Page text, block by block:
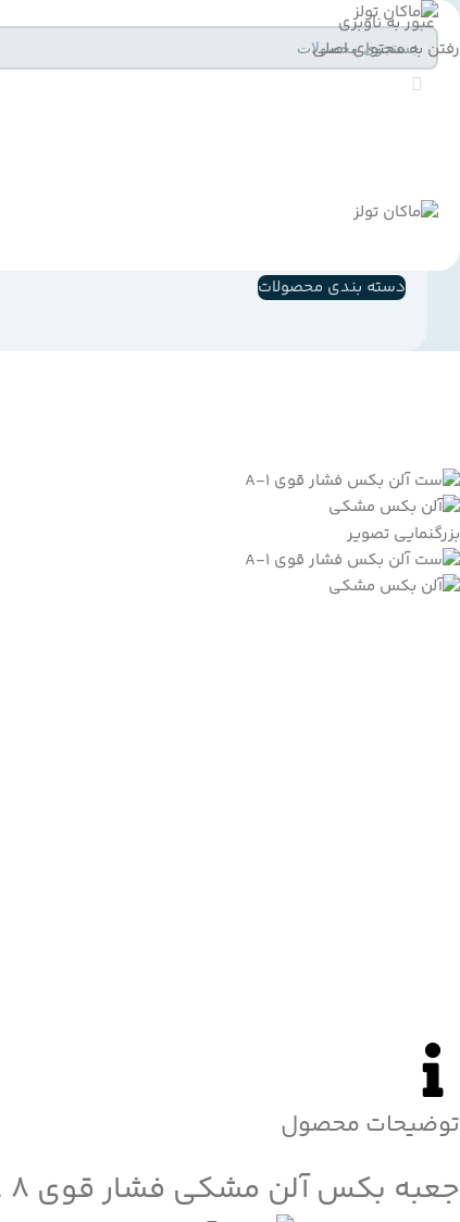
عبور به ناوبری
رفتن به محتوای اصلی
دسته بندی محصولات
بزرگنمایی تصویر
توضیحات محصول
جعبه بکس آلن مشکی فشار قوی 8 عددی A-1